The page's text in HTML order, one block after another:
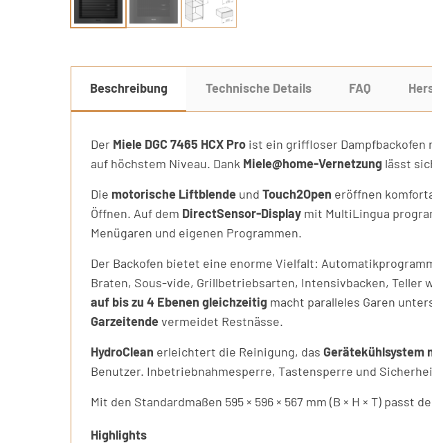
Beschreibung Technische Details FAQ
Der Miele DGC 7465 HCX Pro ist ein griffloser Dampfbackofen
auf höchstem Niveau. Dank Miele@home-Vernetzung lässt
Die motorische Liftblende und Touch2Open eröffnen
Öffnen. Auf dem DirectSensor-Display mit MultiLingua
Menügaren und eigenen Programmen.
Der Backofen bietet eine enorme Vielfalt:
Braten, Sous-vide, Grillbetriebsarten, Intensivbacken, Teller
auf bis zu 4 Ebenen gleichzeitig macht paralleles Garen
Garzeitendevermeidet Restnässe.
HydroClean erleichtert die Reinigung, das Gerätekühlsystem
Benutzer. Inbetriebnahmesperre, Tastensperre und
Mit den Standardmaßen 595 × 596 × 567 mm (B × H × T) passt
Highlights